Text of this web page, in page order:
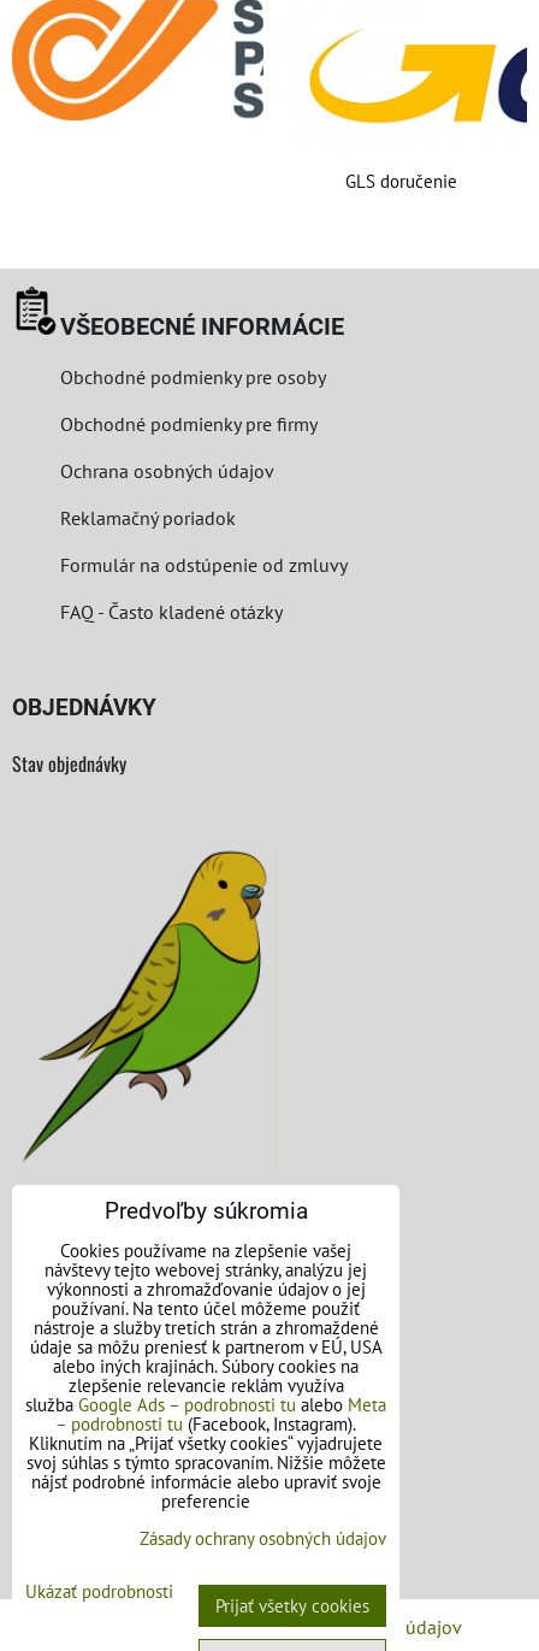
GLS doručenie
VŠEOBECNÉ INFORMÁCIE
Obchodné podmienky pre osoby
Obchodné podmienky pre firmy
Ochrana osobných údajov
Reklamačný poriadok
Formulár na odstúpenie od zmluvy
FAQ - Často kladené otázky
OBJEDNÁVKY
Stav objednávky
KONTAKTNÉ ÚDAJE
O nás
Kontakt
Požičovňa náradia
Názory našich zákazníkov
Mapa stránok
SLEDUJTE NÁS
Facebook
Zásady ochrany osobných údajov
Predvoľby súkromia
Cookies používame na zlepšenie vašej
návštevy tejto webovej stránky, analýzu jej
výkonnosti a zhromažďovanie údajov o jej
používaní. Na tento účel môžeme použiť
nástroje a služby tretích strán a zhromaždené
údaje sa môžu preniesť k partnerom v EÚ, USA
alebo iných krajinách. Súbory cookies na
zlepšenie relevancie reklám využíva
služba Google Ads – podrobnosti tu alebo Meta
– podrobnosti tu (Facebook, Instagram).
Kliknutím na „Prijať všetky cookies“ vyjadrujete
svoj súhlas s týmto spracovaním. Nižšie môžete
nájsť podrobné informácie alebo upraviť svoje
preferencie
Zásady ochrany osobných údajov
Ukázať podrobnosti
Prijať všetky cookies